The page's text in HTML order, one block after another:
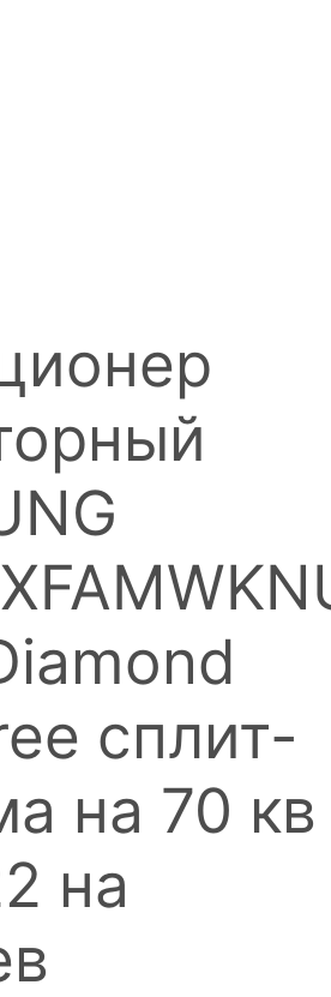
сплит-
на 70 кв
на